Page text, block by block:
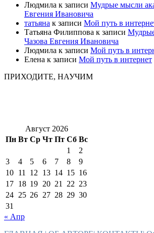
Людмила к записи Мудрые мысли
Евгения Ивановича
татьяна к записи Мой путь в
Татьяна Филиппова к записи
Чазова Евгения Ивановича
Людмила к записи Мой путь в
Елена к записи Мой путь в интернет
ПРИХОДИТЕ, НАУЧИМ
Август 2026
Пн Вт Ср Чт Пт Сб Вс
1
2
3
4 5 6 7 8
9
10 11 12 13 14 15 16
17 18 19 20 21 22 23
24 25 26 27 28 29 30
31
« Апр